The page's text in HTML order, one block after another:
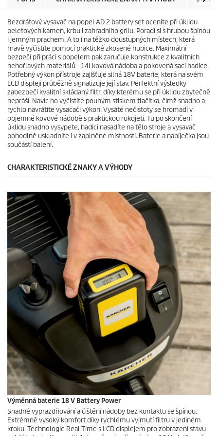
e
8
r
e
c
e
n
z
í
Bezdrátový vysavač na popel AD 2 battery set oceníte při úklidu
peletových kamen, krbu i zahradního grilu. Poradí si s hrubou špínou
i jemným prachem. A to i na těžko doustupných místech, která
hravě vyčistíte pomocí praktické zkosené hubice. Maximální
bezpečí při práci s popelem pak zaručuje konstrukce z kvalitních
nehořlavých materiálů - 14l kovová nádoba a pokovená sací hadice.
Potřebný výkon přístroje zajišťuje silná 18V baterie, která na svém
LCD displeji průběžně signalizuje její stav. Perfektní výsledky
zabezpečí kvalitní skládaný filtr, díky kterému se při úklidu zbytečně
nepráší. Navíc ho vyčistíte pouhým stiskem tlačítka, čímž snadno a
rychlo navrátíte vysacači výkon. Vysáté nečistoty se hromadí v
objemné kovové nádobě s praktickou rukojetí. Tu po skončení
úklidu snadno vysypete, hadici nasadíte na tělo stroje a vysavač
pohodlně uskladníte i v zaplněné místnosti. Baterie a nabíječka jsou
součástí balení.
CHARAKTERISTICKÉ ZNAKY A VÝHODY
Výměnná baterie 18 V Battery Power
Snadné vyprazdňování a čištění nádoby bez kontaktu se špínou.
Extrémně vysoký komfort díky rychlému vyjmutí filtru v jediném
kroku. Technologie Real Time s LCD displejem pro zobrazení stavu